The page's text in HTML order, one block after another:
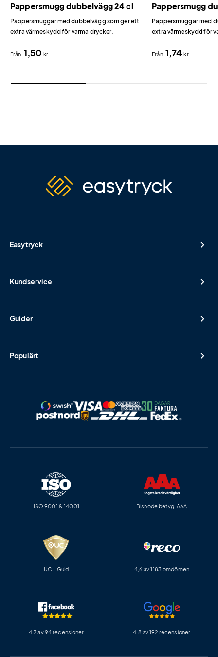
Pappersmugg dubbelvägg 24 cl
Pappersmuggar med dubbelvägg som ger ett
extra värmeskydd för varma drycker.
Från 1,50kr
Pappersmugg
Pappersmuggar med
extra värmeskydd för
Från 1,74kr
Easytryck
Kundservice
Guider
Populärt
ISO 9001 & 14001 Bisnode betyg: AAA
UC - Guld 4,6 av 1183 omdömen
4,7 av 94 recensioner 4,8 av 192 recensioner